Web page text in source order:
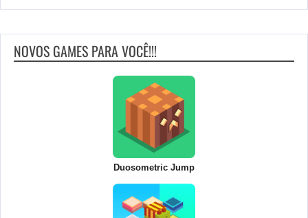
NOVOS GAMES PARA VOCÊ!!!
Duosometric Jump